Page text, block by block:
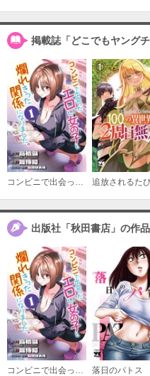
#5
必要ポイ
#6
必要ポイ
#7
必要ポイ
#8
必要ポイ
#9
必要ポイ
掲載誌「どこでもヤング
コンビニで出会ったエロい女の子と爛れきった関係になりました。(話売り)
出版社「秋田書店」の作品
落日のパトス